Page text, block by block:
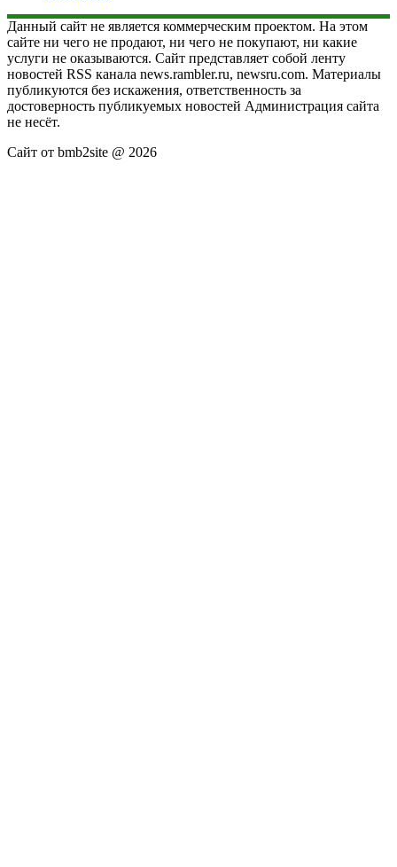
Данный сайт не является коммерческим проектом. На этом
сайте ни чего не продают, ни чего не покупают, ни какие
услуги не оказываются. Сайт представляет собой ленту
новостей RSS канала news.rambler.ru, newsru.com. Материалы
публикуются без искажения, ответственность за
достоверность публикуемых новостей Администрация сайта
не несёт.
Сайт от bmb2site @ 2026